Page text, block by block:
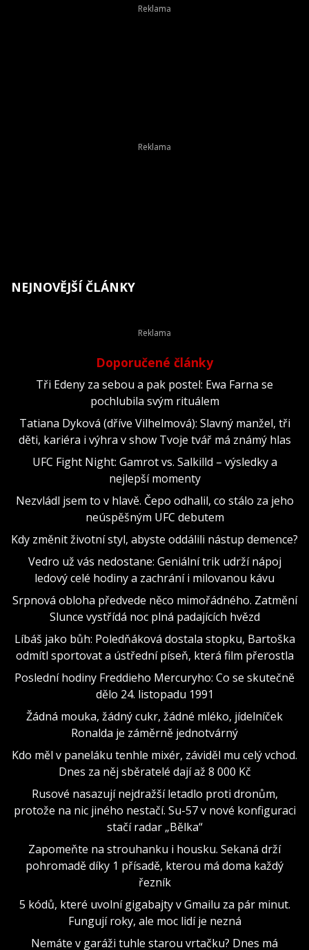
NEJNOVĚJŠÍ ČLÁNKY
Doporučené články
Tři Edeny za sebou a pak postel: Ewa Farna se
pochlubila svým rituálem
Tatiana Dyková (dříve Vilhelmová): Slavný manžel, tři
děti, kariéra i výhra v show Tvoje tvář má známý hlas
UFC Fight Night: Gamrot vs. Salkilld – výsledky a
nejlepší momenty
Nezvládl jsem to v hlavě. Čepo odhalil, co stálo za jeho
neúspěšným UFC debutem
Kdy změnit životní styl, abyste oddálili nástup demence?
Vedro už vás nedostane: Geniální trik udrží nápoj
ledový celé hodiny a zachrání i milovanou kávu
Srpnová obloha předvede něco mimořádného. Zatmění
Slunce vystřídá noc plná padajících hvězd
Líbáš jako bůh: Poledňáková dostala stopku, Bartoška
odmítl sportovat a ústřední píseň, která film přerostla
Poslední hodiny Freddieho Mercuryho: Co se skutečně
dělo 24. listopadu 1991
Žádná mouka, žádný cukr, žádné mléko, jídelníček
Ronalda je záměrně jednotvárný
Kdo měl v paneláku tenhle mixér, záviděl mu celý vchod.
Dnes za něj sběratelé dají až 8 000 Kč
Rusové nasazují nejdražší letadlo proti dronům,
protože na nic jiného nestačí. Su-57 v nové konfiguraci
stačí radar „Bělka“
Zapomeňte na strouhanku i housku. Sekaná drží
pohromadě díky 1 přísadě, kterou má doma každý
řezník
5 kódů, které uvolní gigabajty v Gmailu za pár minut.
Fungují roky, ale moc lidí je nezná
Nemáte v garáži tuhle starou vrtačku? Dnes má